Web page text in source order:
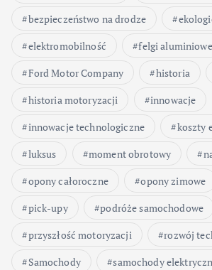
bezpieczeństwo na drodze
elektromobilność
felgi aluminiowe
Ford Motor Company
historia
historia motoryzacji
innowacje
innowacje technologiczne
koszty
luksus
moment obrotowy
opony całoroczne
opony zimowe
pick-upy
podróże samochodowe
przyszłość motoryzacji
rozwój
Samochody
samochody